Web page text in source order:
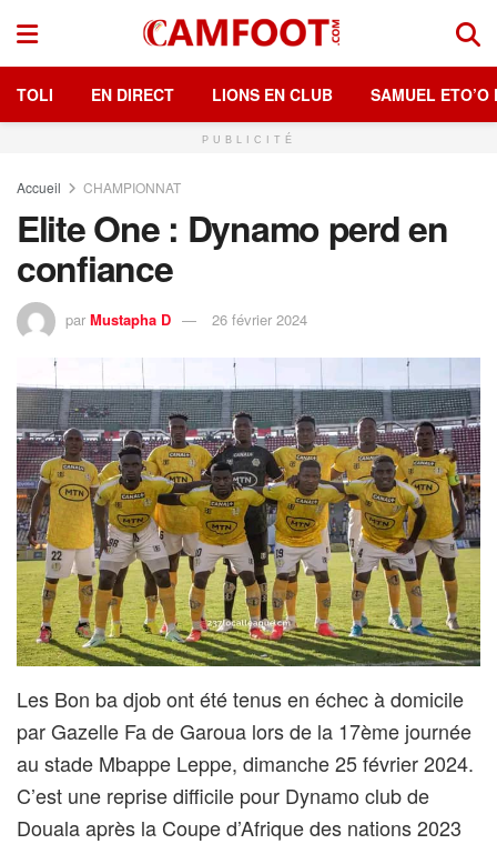
TOLI EN DIRECT LIONS EN CLUB SAMUEL ETO’O
PUBLICITÉ
Accueil CHAMPIONNAT
Elite One : Dynamo perd en
confiance
par Mustapha D 26 février 2024
Les Bon ba djob ont été tenus en échec à domicile
par Gazelle Fa de Garoua lors de la 17ème journée
au stade Mbappe Leppe, dimanche 25 février 2024.
C’est une reprise difficile pour Dynamo club de
Douala après la Coupe d’Afrique des nations 2023